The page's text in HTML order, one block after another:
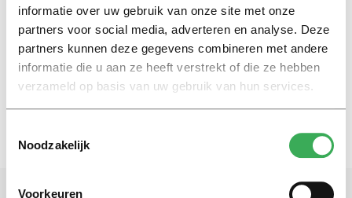
informatie over uw gebruik van onze site met onze
partners voor social media, adverteren en analyse. Deze
partners kunnen deze gegevens combineren met andere
informatie die u aan ze heeft verstrekt of die ze hebben
verzameld op basis van uw gebruik van hun services.
Noodzakelijk
Voorkeuren
Nieuws
Wie maakt zich nog druk over
medezeggenschap OBP?
10 juli 2017